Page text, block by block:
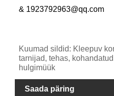
& 1923792963@qq.com
Kuumad sildid: Kleepuv
tarnijad, tehas,
hulgimüük
Saada päring